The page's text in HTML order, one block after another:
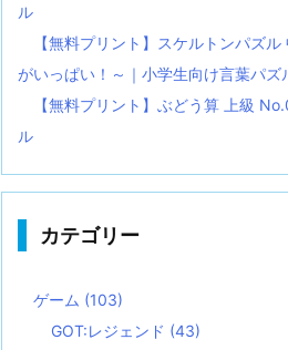
ル
【無料プリント】スケルトンパズ
がいっぱい！～｜小学生向け言葉パズ
【無料プリント】ぶどう算 上級
ル
カテゴリー
ゲーム (103)
GOT:レジェンド (43)